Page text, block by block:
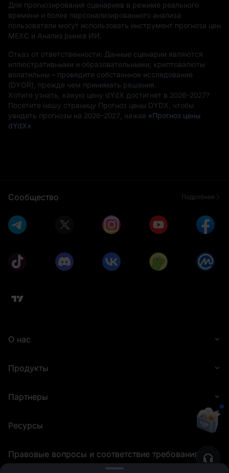
Для прогнозирования сценариев в режиме реального
времени и более персонализированного анализа
пользователи могут использовать инструмент прогноза цен
MEXC и Анализ рынка ИИ.
Отказ от ответственности: Данные сценарии являются
иллюстративными и образовательными; криптовалюты
волатильны – проведите собственное исследование
(DYOR), прежде чем принимать решения.
Хотите узнать, какую цену dYdX достигнет в 2026–2027?
Посетите нашу страницу Прогноз цены DYDX, чтобы
увидеть прогнозы на 2026–2027, нажав «Прогноз цены
dYdX»
Сообщество Подробнее
О нас
Продукты
Партнеры
Ресурсы
Правовые вопросы и соответствие требованиям